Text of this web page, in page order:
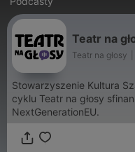
Teatr na
Teatr na głosy
Stowarzyszenie Kultura
cyklu Teatr na głosy
NextGenerationEU.